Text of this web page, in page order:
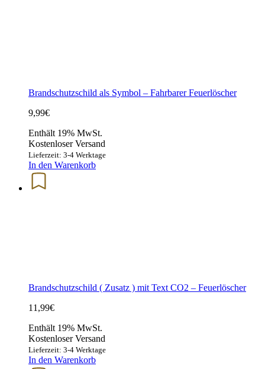
Brandschutzschild als Symbol – Fahrbarer Feuerlöscher
9,99€
Enthält 19% MwSt.
Kostenloser Versand
Lieferzeit: 3-4 Werktage
In den Warenkorb
Brandschutzschild ( Zusatz ) mit Text CO2 – Feuerlöscher
11,99€
Enthält 19% MwSt.
Kostenloser Versand
Lieferzeit: 3-4 Werktage
In den Warenkorb